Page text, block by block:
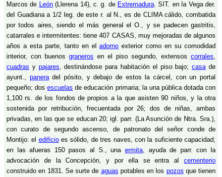
Marcos de León(Llerena 14), c. g. de Extremadura. SIT. en la Vega der.
del Guadiana a 1/2 leg. de este r. al N., es de CLIMA cálido, combatida
por todos aires, siendo el más general el O., y se padecen gastritis,
catarrales e intermitentes: tiene 407 CASAS, muy mejoradas de algunos
años a esta parte, tanto en eladorno exterior como en su comodidad
interior, con buenos graneros en el piso segundo, extensos corrales,
cuadras y pajares, destinándose para habitación el piso bajo;casade
ayunt., paneradel pósito, y debajo de estos la cárcel, con un portal
pequeño; dosescuelas de educación primaria; la una pública dotada con
1,100 rs. de los fondos de propios a la que asisten 90 niños, y la otra
sostenida por retribución, frecuentada por 26; dos de niñas, ambas
privadas, en las que se educan 20; igl. parr. (La Asunción de Ntra. Sra.),
con curato de segundo ascenso, de patronato del señor conde de
Montijo: el edificioes sólido, de tres naves, con la suficiente capacidad;
en las afueras 150 pasos al S., una ermita, ayuda de parr. con la
advocación de la Concepción, y por ella se entra al cementerio
construido en 1831. Se surte de aguas potables en los pozos que tienen